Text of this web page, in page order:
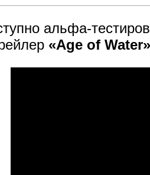
альфа-
«Age of Water»